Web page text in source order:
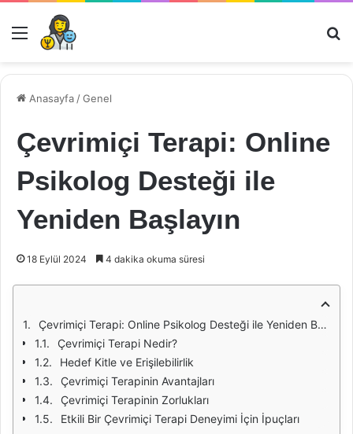
Menü
Anasayfa /Genel
Çevrimiçi Terapi: Online
Psikolog Desteği ile
Yeniden Başlayın
18 Eylül 2024 4 dakika okuma süresi
Çevrimiçi Terapi: Online Psikolog Desteği ile Yeniden Başlayın
Çevrimiçi Terapi Nedir?
Hedef Kitle ve Erişilebilirlik
Çevrimiçi Terapinin Avantajları
Çevrimiçi Terapinin Zorlukları
Etkili Bir Çevrimiçi Terapi Deneyimi İçin İpuçları